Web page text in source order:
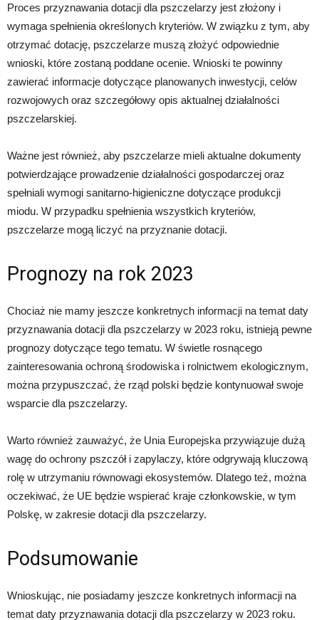
Proces przyznawania dotacji dla pszczelarzy jest złożony i
wymaga spełnienia określonych kryteriów. W związku z tym, aby
otrzymać dotację, pszczelarze muszą złożyć odpowiednie
wnioski, które zostaną poddane ocenie. Wnioski te powinny
zawierać informacje dotyczące planowanych inwestycji, celów
rozwojowych oraz szczegółowy opis aktualnej działalności
pszczelarskiej.
Ważne jest również, aby pszczelarze mieli aktualne dokumenty
potwierdzające prowadzenie działalności gospodarczej oraz
spełniali wymogi sanitarno-higieniczne dotyczące produkcji
miodu. W przypadku spełnienia wszystkich kryteriów,
pszczelarze mogą liczyć na przyznanie dotacji.
Prognozy na rok 2023
Chociaż nie mamy jeszcze konkretnych informacji na temat daty
przyznawania dotacji dla pszczelarzy w 2023 roku, istnieją pewne
prognozy dotyczące tego tematu. W świetle rosnącego
zainteresowania ochroną środowiska i rolnictwem ekologicznym,
można przypuszczać, że rząd polski będzie kontynuował swoje
wsparcie dla pszczelarzy.
Warto również zauważyć, że Unia Europejska przywiązuje dużą
wagę do ochrony pszczół i zapylaczy, które odgrywają kluczową
rolę w utrzymaniu równowagi ekosystemów. Dlatego też, można
oczekiwać, że UE będzie wspierać kraje członkowskie, w tym
Polskę, w zakresie dotacji dla pszczelarzy.
Podsumowanie
Wnioskując, nie posiadamy jeszcze konkretnych informacji na
temat daty przyznawania dotacji dla pszczelarzy w 2023 roku.